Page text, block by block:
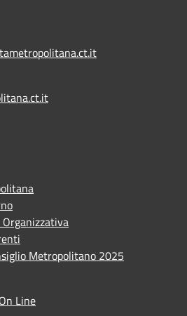
Metropolitano 2025
Line